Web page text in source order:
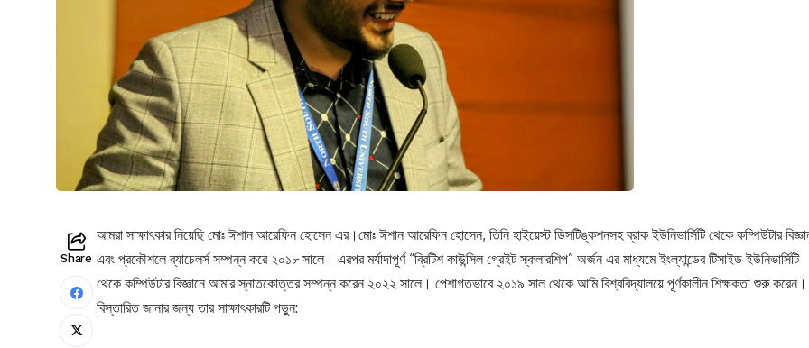
Share
আমরা সাক্ষাৎকার নিয়েছি মোঃ ঈশান আরেফিন হোসেন এর।মোঃ ঈশান আরেফিন হোসেন, তিনি হাইয়েস্ট ডিসটিঙ্কশনসহ ব্রাক ইউনিভার্সিটি থেকে কম্পিউটার
এবং প্রকৌশলে ব্যাচেলর্স সম্পন্ন করে ২০১৮ সালে। এরপর মর্যাদাপূর্ণ “ব্রিটিশ কাউন্সিল গ্রেইট স্কলারশিপ” অর্জন এর মাধ্যমে ইংল্যান্ডের টিসাইড ইউনিভার্সিটি
থেকে কম্পিউটার বিজ্ঞানে আমার স্নাতকোত্তর সম্পন্ন করেন ২০২২ সালে। পেশাগতভাবে ২০১৯ সাল থেকে আমি বিশ্ববিদ্যালয়ে পূর্ণকালীন শিক্ষকতা শুরু করেন।
বিস্তারিত জানার জন্য তার সাক্ষাৎকারটি পড়ুন: